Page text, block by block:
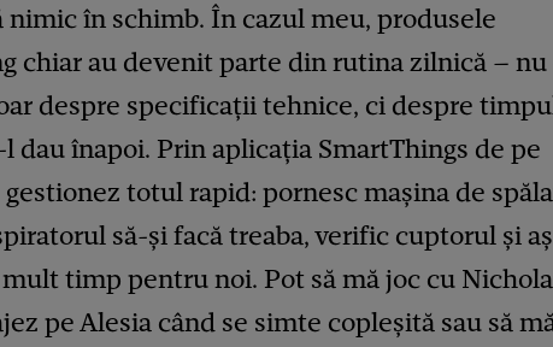
nimic în schimb. În cazul meu, produsele
chiar au devenit parte din rutina zilnică – nu
despre specificații tehnice, ci despre
dau înapoi. Prin aplicația SmartThings de pe
totul rapid: pornesc mașina de
să-și facă treaba, verific cuptorul și
timp pentru noi. Pot să mă joc cu
pe Alesia când se simte copleșită sau să